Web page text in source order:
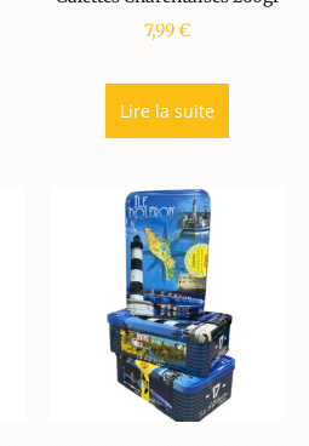
7,99€
Lire la suite